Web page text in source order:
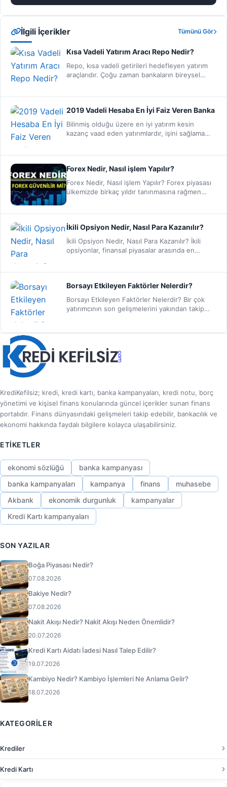
İlgili İçerikler Tümünü Gör
Kısa Vadeli Yatırım Aracı Repo Nedir?
Repo, kısa vadeli getirileri hedefleyen yatırım
araçlarıdır. Çoğu zaman bankaların bireysel
2019 Vadeli Hesaba En İyi Faiz Veren Banka
Bilinmiş olduğu üzere en iyi yatırım kesin
kazanç vaad eden yatırımlardır, işini sağlama
Forex Nedir, Nasıl işlem Yapılır?
Forex Nedir, Nasıl işlem Yapılır? Forex piyasası
ülkemizde birkaç yıldır tanınmasına rağmen
İkili Opsiyon Nedir, Nasıl Para Kazanılır?
İkili Opsiyon Nedir, Nasıl Para Kazanılır? İkili
opsiyonlar, finansal piyasalar arasında en
Borsayı Etkileyen Faktörler Nelerdir?
Borsayı Etkileyen Faktörler Nelerdir? Bir çok
yatırımcının son gelişmelerini yakından takip
KrediKefilsiz; kredi, kredi kartı, banka kampanyaları, kredi notu, borç
yönetimi ve kişisel finans konularında güncel içerikler sunan finans
portalıdır. Finans dünyasındaki gelişmeleri takip edebilir, bankacılık ve
ekonomi hakkında faydalı bilgilere kolayca ulaşabilirsiniz.
ETIKETLER
ekonomi sözlüğü
banka kampanyası
banka kampanyaları
kampanya finans
muhasebe
Akbank
ekonomik durgunluk
kampanyalar
Kredi Kartı kampanyaları
SON YAZILAR
Boğa Piyasası Nedir?
07.08.2026
Bakiye Nedir?
07.08.2026
Nakit Akışı Nedir? Nakit Akışı Neden Önemlidir?
20.07.2026
Kredi Kartı Aidatı İadesi Nasıl Talep Edilir?
19.07.2026
Kambiyo Nedir? Kambiyo İşlemleri Ne Anlama Gelir?
18.07.2026
KATEGORILER
Krediler
Kredi Kartı